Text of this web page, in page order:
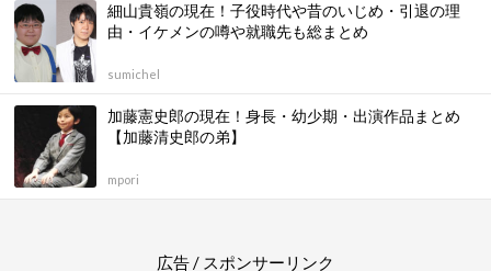
細山貴嶺の現在！子役時代や昔のいじめ・引退の理
由・イケメンの噂や就職先も総まとめ
sumichel
加藤憲史郎の現在！身長・幼少期・出演作品まとめ
【加藤清史郎の弟】
mpori
広告 / スポンサーリンク